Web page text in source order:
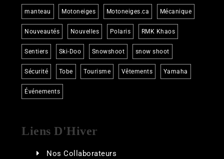
manteau Motoneiges Motoneiges.ca Mécanique
Nouveautés Nouvelles Polaris RMK Khaos
Sentiers Ski-Doo Snowshoot snow shoot
Sécurité Tobe Tourisme Vêtements Yamaha
Événements
Liens D'Hiver
Nos Collaborateurs